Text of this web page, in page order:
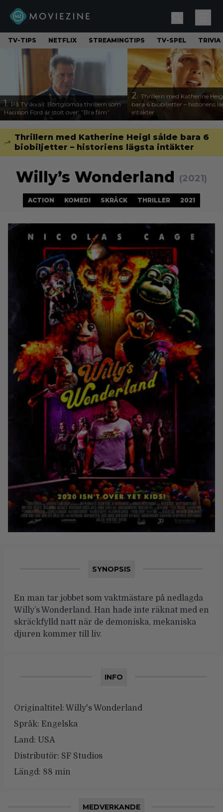
TV-TIPS NETFLIX STREAMINGTIPS TV-SPEL TRIVIA
1. På TV ikväll: Bortglömda thrillern som
Harrison Ford är stolt över: ”Bra film”
2. Thrillern med Katherine
bara 6 biobiljetter – historiens
intäkter
Thrillern med Katherine Heigl sålde bara 6
biobiljetter – historiens lägsta intäkter
Willy’s Wonderland (2021)
ACTION KOMEDI SKRÄCK THRILLER 2021
SYNOPSIS
En man tar jobbet som vaktmästare på nedlagda
Willy’s Wonderland. Han hade inte räknat med en
skräckfylld natt när de demoniska, mekaniska
djuren kommer till liv.
INFO
Originaltitel: Willy's Wonderland
Språk: Engelska
Land: USA
Distributör: SF Studios
Längd: 88 min
MEDVERKANDE